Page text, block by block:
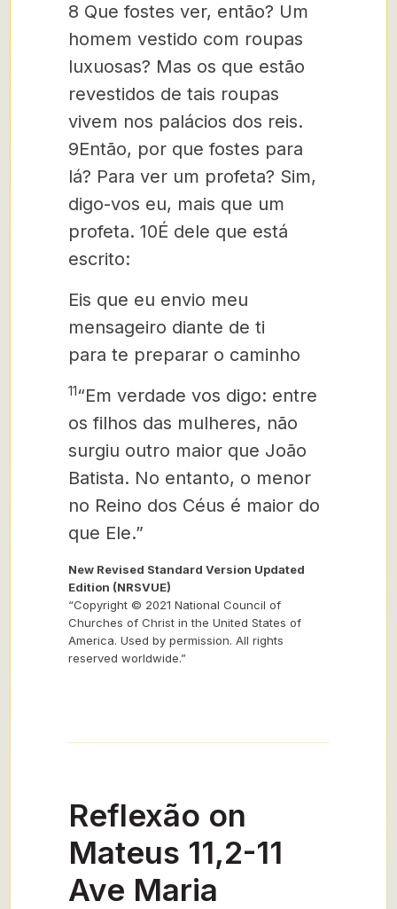
8 Que fostes ver, então? Um
homem vestido com roupas
luxuosas? Mas os que estão
revestidos de tais roupas
vivem nos palácios dos reis.
9Então, por que fostes para
lá? Para ver um profeta? Sim,
digo-vos eu, mais que um
profeta. 10É dele que está
escrito:
Eis que eu envio meu
mensageiro diante de ti
para te preparar o caminho
11“Em verdade vos digo: entre
os filhos das mulheres, não
surgiu outro maior que João
Batista. No entanto, o menor
no Reino dos Céus é maior do
que Ele.”
New Revised Standard Version Updated
Edition (NRSVUE)
“Copyright © 2021 National Council of
Churches of Christ in the United States of
America. Used by permission. All rights
reserved worldwide.”
Reflexão on
Mateus 11,2-11
Ave Maria